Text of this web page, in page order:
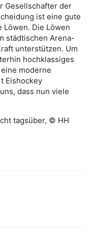
Gesellschafter der
ist eine gute
Die Löwen
städtischen Arena-
unterstützen. Um
hochklassiges
moderne
Eishockey
dass nun viele
tagsüber, © HH